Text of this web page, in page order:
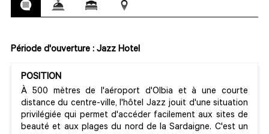
Période d'ouverture : Jazz Hotel
POSITION
À 500 mètres de l'aéroport d'Olbia et à une courte
distance du centre-ville, l'hôtel Jazz jouit d'une situation
privilégiée qui permet d'accéder facilement aux sites de
beauté et aux plages du nord de la Sardaigne. C'est un